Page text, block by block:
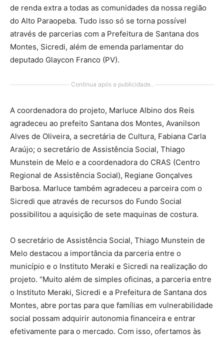
de renda extra a todas as comunidades da nossa região
do Alto Paraopeba. Tudo isso só se torna possível
através de parcerias com a Prefeitura de Santana dos
Montes, Sicredi, além de emenda parlamentar do
deputado Glaycon Franco (PV).
Continua após a publicidade..
A coordenadora do projeto, Marluce Albino dos Reis
agradeceu ao prefeito Santana dos Montes, Avanilson
Alves de Oliveira, a secretária de Cultura, Fabiana Carla
Araújo; o secretário de Assistência Social, Thiago
Munstein de Melo e a coordenadora do CRAS (Centro
Regional de Assistência Social), Regiane Gonçalves
Barbosa. Marluce também agradeceu a parceira com o
Sicredi que através de recursos do Fundo Social
possibilitou a aquisição de sete maquinas de costura.
O secretário de Assistência Social, Thiago Munstein de
Melo destacou a importância da parceria entre o
município e o Instituto Meraki e Sicredi na realização do
projeto. “Muito além de simples oficinas, a parceria entre
o Instituto Meraki, Sicredi e a Prefeitura de Santana dos
Montes, abre portas para que famílias em vulnerabilidade
social possam adquirir autonomia financeira e entrar
efetivamente para o mercado. Com isso, ofertamos às